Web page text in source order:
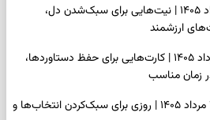
فال ابجد امروز جمعه ۱۶ مرداد ۱۴۰۵ | نیت‌هایی برای سبک‌شدن دل،
ارزشمند
فال تاروت امروز جمعه ۱۶ مرداد ۱۴۰۵ | کارت‌هایی برای حفظ دستاوردها،
زمان مناسب
فال سرنوشت امروز جمعه ۱۶ مرداد ۱۴۰۵ | روزی برای سبک‌کردن انتخاب‌ها و